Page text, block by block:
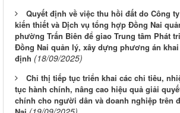
Quyết định về việc thu hồi đất do Công
kiến thiết và Dịch vụ tổng hợp Đồng Nai
phường Trấn Biên để giao Trung tâm Phát
Đồng Nai quản lý, xây dựng phương án
định (18/09/2025)
Chỉ thị tiếp tục triển khai các chỉ tiêu,
tục hành chính, nâng cao hiệu quả giải
chính cho người dân và doanh nghiệp trên